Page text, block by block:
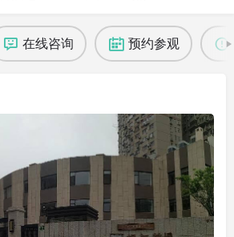
在线咨询 预约参观